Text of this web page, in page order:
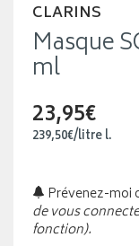
CLARINS
Masque
ml
23,95€
239,50€/litrel.
Prévenez-moi
de vous
fonction).